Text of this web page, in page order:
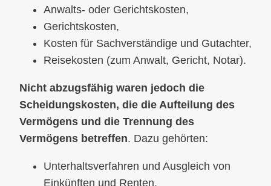
Anwalts- oder Gerichtskosten,
Gerichtskosten,
Kosten für Sachverständige und Gutachter,
Reisekosten (zum Anwalt, Gericht, Notar).
Nicht abzugsfähig waren jedoch die
Scheidungskosten, die die Aufteilung des
Vermögens und die Trennung des
Vermögens betreffen. Dazu gehörten:
Unterhaltsverfahren und Ausgleich von
Einkünften und Renten,